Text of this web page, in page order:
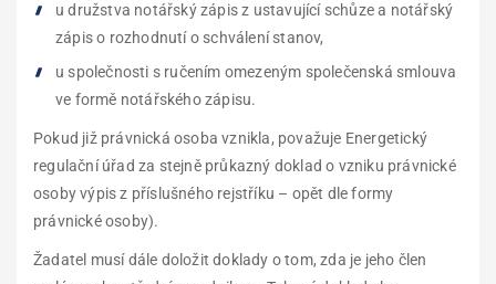
u družstva notářský zápis z ustavující schůze a notářský
zápis o rozhodnutí o schválení stanov,
u společnosti s ručením omezeným společenská smlouva
ve formě notářského zápisu.
Pokud již právnická osoba vznikla, považuje Energetický
regulační úřad za stejně průkazný doklad o vzniku právnické
osoby výpis z příslušného rejstříku – opět dle formy
právnické osoby).
Žadatel musí dále doložit doklady o tom, zda je jeho člen